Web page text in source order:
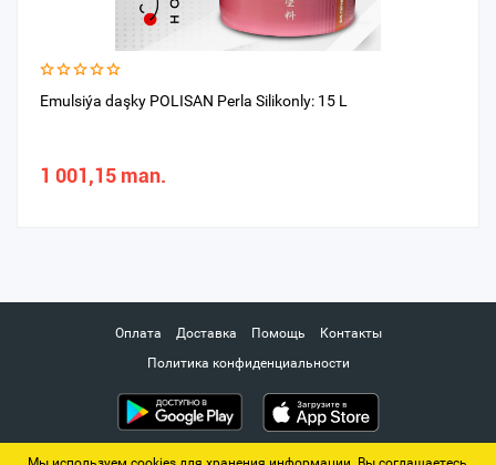
Emulsiýa daşky POLISAN Perla Silikonly: 15 L
1 001,15 man.
Оплата Доставка Помощь
Контакты
Политика конфиденциальности